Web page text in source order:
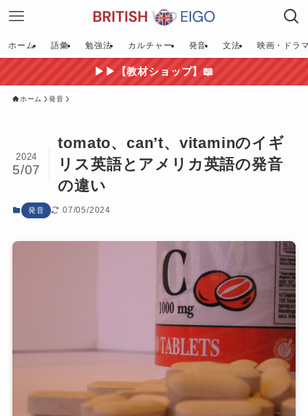
ホーム 語彙 勉強法 カルチャー 発音 文法 映画・ドラ
▶▶【教材ショップ】📖
ホーム 発音
tomato、can’t、vitaminのイギ
リス英語とアメリカ英語の発音
の違い
2024
5/07
発音 07/05/2024